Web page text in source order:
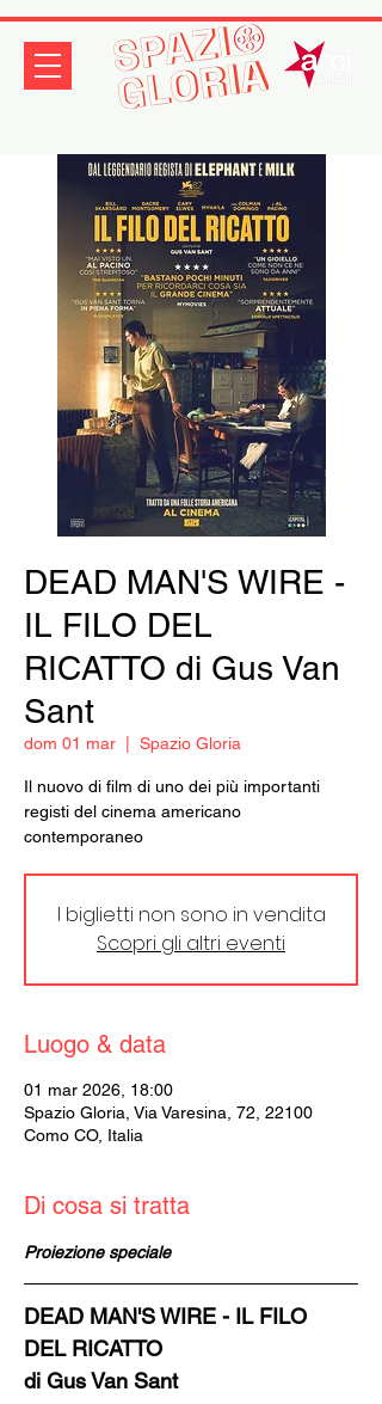
DEAD MAN'S WIRE -
IL FILO DEL
RICATTO di Gus Van
Sant
dom 01 mar Spazio Gloria
Il nuovo di film di uno dei più importanti
registi del cinema americano
contemporaneo
I biglietti non sono in vendita
Scopri gli altri eventi
Luogo & data
01 mar 2026, 18:00
Spazio Gloria, Via Varesina, 72, 22100
Como CO, Italia
Di cosa si tratta
Proiezione speciale
DEAD MAN'S WIRE - IL FILO
DEL RICATTO
di Gus Van Sant